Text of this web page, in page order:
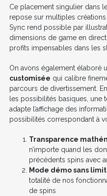
Ce placement singulier dans
repose sur multiples
Sync rend possible par
dimensions de game en
profits impensables dans les
On avons également élaboré
customisée qui calibre
parcours de divertissement.
les possibilités basiques, une
adapte l’affichage des
possibilités correspondant à
Transparence
n’importe quand les
précédents spins avec
Mode démo sans
totalité de nos
de spins